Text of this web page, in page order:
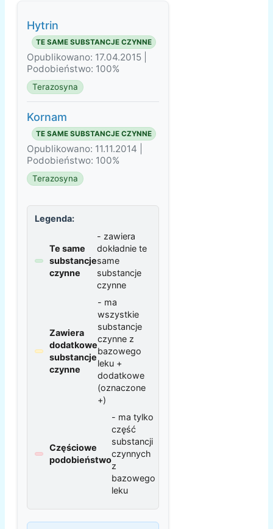
Hytrin
TE SAME SUBSTANCJE CZYNNE
Opublikowano: 17.04.2015 |
Podobieństwo: 100%
Terazosyna
Kornam
TE SAME SUBSTANCJE CZYNNE
Opublikowano: 11.11.2014 |
Podobieństwo: 100%
Terazosyna
Legenda:
Te same
substancje
czynne
- zawiera
dokładnie te
same
substancje
czynne
Zawiera
dodatkowe
substancje
czynne
- ma
wszystkie
substancje
czynne z
bazowego
leku +
dodatkowe
(oznaczone
+)
Częściowe
podobieństwo
- ma tylko
część
substancji
czynnych
z
bazowego
leku